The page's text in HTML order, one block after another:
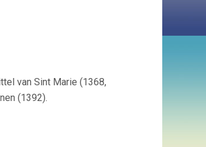
van Sint Marie (1368,
(1392).